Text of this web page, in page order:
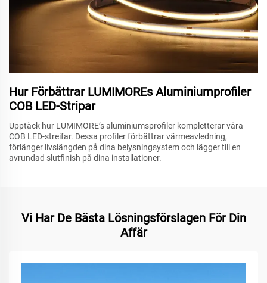
Hur Förbättrar LUMIMOREs Aluminiumprofiler
COB LED-Stripar
Upptäck hur LUMIMORE’s aluminiumsprofiler kompletterar våra
COB LED-streifar. Dessa profiler förbättrar värmeavledning,
förlänger livslängden på dina belysningsystem och lägger till en
avrundad slutfinish på dina installationer.
Vi Har De Bästa Lösningsförslagen För Din
Affär